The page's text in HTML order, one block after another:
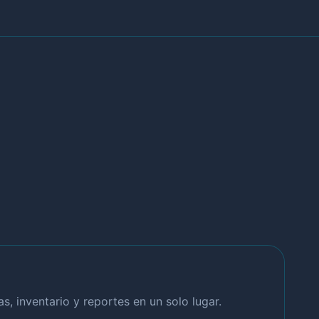
inventario y reportes en un solo lugar.